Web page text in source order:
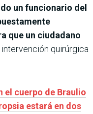
un funcionario del
que un ciudadano
quirúrgica
el cuerpo de Braulio
estará en dos